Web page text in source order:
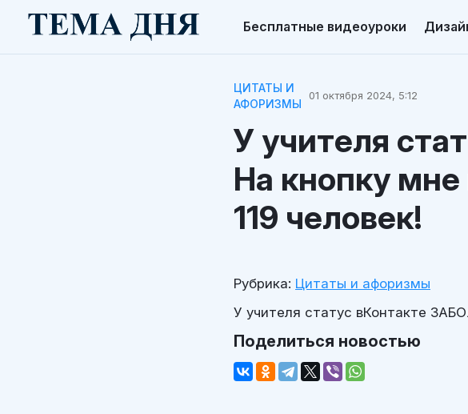
Бесплатные видеоуроки
ЦИТАТЫ И
АФОРИЗМЫ
01 октября 2024, 5:12
У учителя
На кнопку
119 человек!
Рубрика: Цитаты и афоризмы
У учителя статус вКонтакте
Поделиться новостью